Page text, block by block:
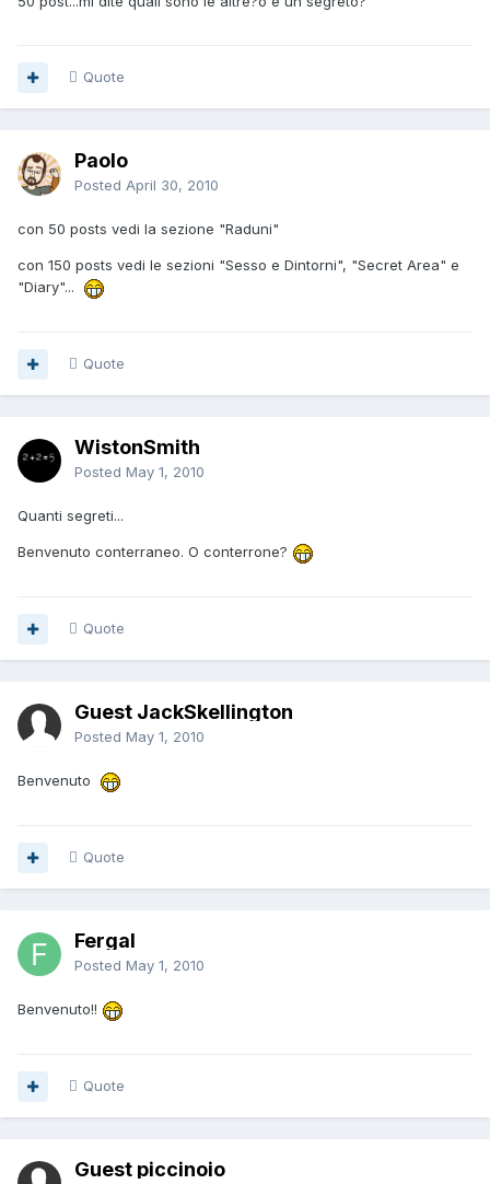
Quote
Paolo
Posted April 30, 2010
con 50 posts vedi la sezione "Raduni"
con 150 posts vedi le sezioni "Sesso e Dintorni", "Secret Area" e
"Diary"...
Quote
WistonSmith
Posted May 1, 2010
Quanti segreti...
Benvenuto conterraneo. O conterrone?
Quote
Guest JackSkellington
Posted May 1, 2010
Benvenuto
Quote
Fergal
Posted May 1, 2010
Benvenuto!!
Quote
Guest piccinoio